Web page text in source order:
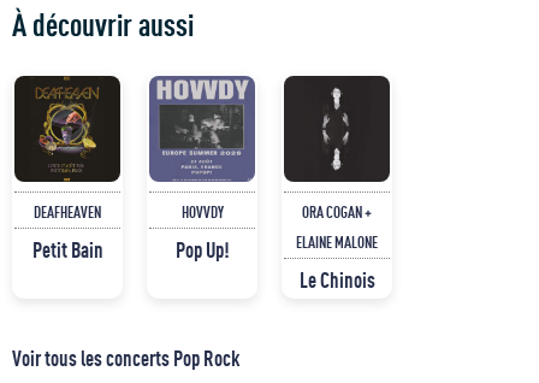
À découvrir aussi
DEAFHEAVEN
Petit Bain
HOVVDY
Pop Up!
ORA COGAN +
ELAINE MALONE
Le Chinois
Voir tous les concerts Pop Rock